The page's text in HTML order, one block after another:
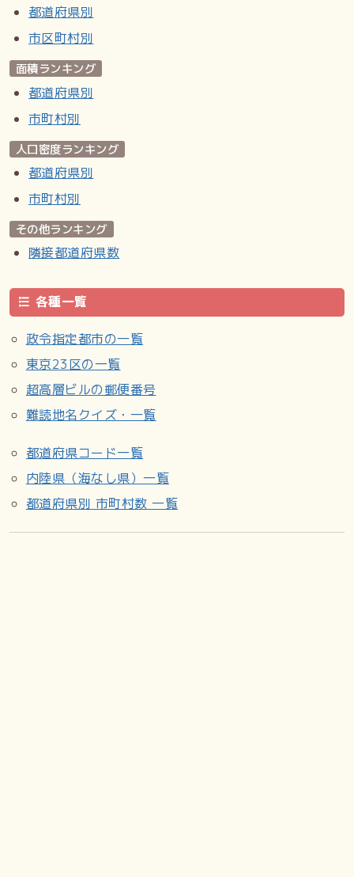
都道府県別
市区町村別
面積ランキング
都道府県別
市町村別
人口密度ランキング
都道府県別
市町村別
その他ランキング
隣接都道府県数
各種一覧
政令指定都市の一覧
東京23区の一覧
超高層ビルの郵便番号
難読地名クイズ・一覧
都道府県コード一覧
内陸県（海なし県）一覧
都道府県別 市町村数 一覧